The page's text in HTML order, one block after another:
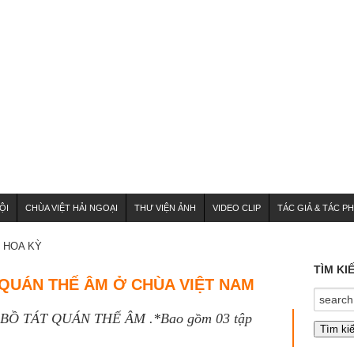
CHÙA VIỆT HẢI NGOẠI THƯ VIỆN ẢNH VIDEO CLIP TÁC GIẢ & TÁC
KỲ
THẾ ÂM Ở CHÙA VIỆT NAM
TÁT QUÁN THẾ ÂM .*Bao gồm 03 tập
TÌM